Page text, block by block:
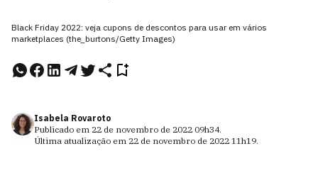
Black Friday 2022: veja cupons de descontos para usar em vários
marketplaces (the_burtons/Getty Images)
Isabela Rovaroto
Publicado em 22 de novembro de 2022 09h34.
Última atualização em 22 de novembro de 2022 11h19.